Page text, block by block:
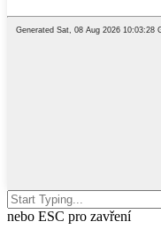
nebo ESC pro zavření